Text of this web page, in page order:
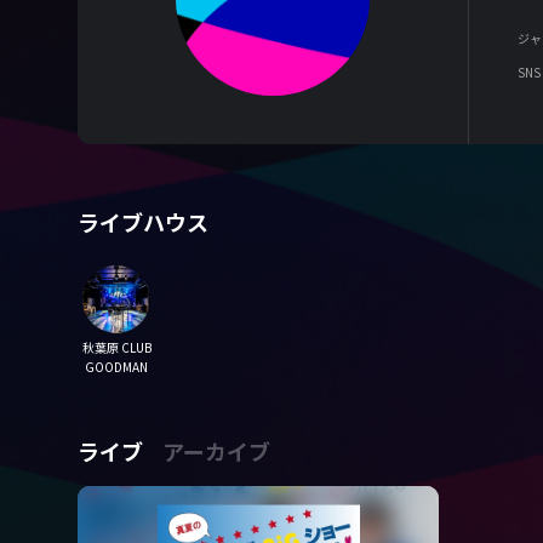
ジ
SNS
ライブハウス
秋葉原 CLUB
GOODMAN
ライブ アーカイブ